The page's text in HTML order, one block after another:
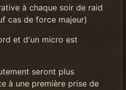
à chaque soir de raid
cas de force majeur)
et d'un micro est
seront plus
à une première prise de